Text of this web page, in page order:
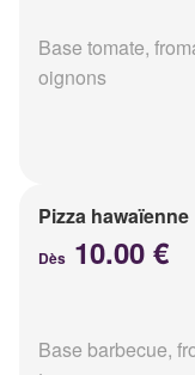
Base tomate,
oignons
Pizza hawaïenne
Dès 10.00 €
Base barbecue,